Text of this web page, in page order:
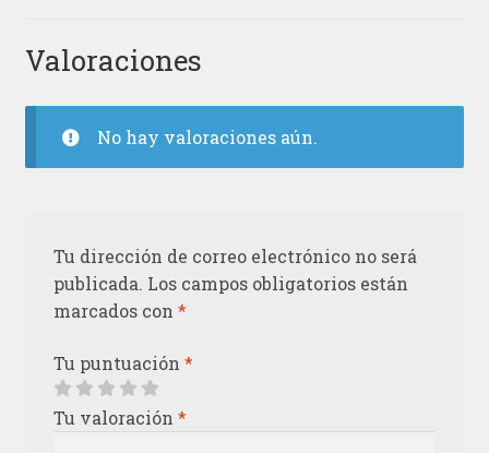
Valoraciones
No hay valoraciones aún.
Tu dirección de correo electrónico no será
publicada. Los campos obligatorios están
marcados con *
Tu puntuación *
Tu valoración *